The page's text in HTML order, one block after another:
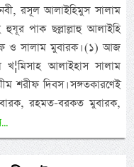
রসূল আলাইহিমুস সালাম
পাক ছল্লাল্লাহু আলাইহি
ও সালাম মুবারক। (১) আজ
খ¦মিসাহ আলাইহাস সালাম
শরীফ দিবস। সঙ্গতকারণেই
রহমত-বরকত মুবারক,